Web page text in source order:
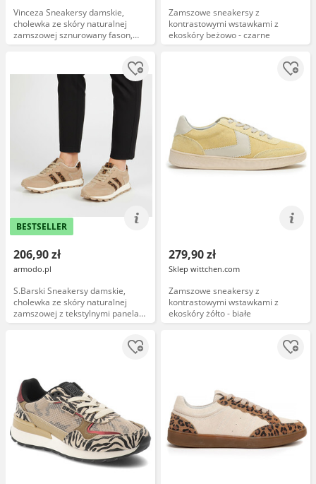
Vinceza Sneakersy damskie,
cholewka ze skóry naturalnej
zamszowej sznurowany fason,
beżowe, 41523
Zamszowe sneakersy z
kontrastowymi wstawkami z
ekoskóry beżowo - czarne
BESTSELLER
206,90 zł
armodo.pl
S.Barski Sneakersy damskie,
cholewka ze skóry naturalnej
zamszowej z tekstylnymi panelami
kontrastowe wstawki boczne
7071
279,90 zł
Sklep wittchen.com
Zamszowe sneakersy z
kontrastowymi wstawkami z
ekoskóry żółto - białe